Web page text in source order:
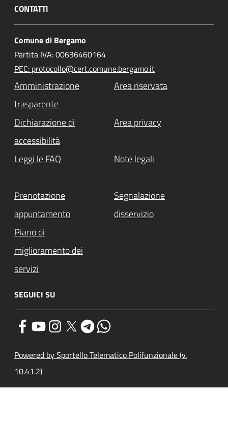
CONTATTI
Comune di Bergamo
Partita IVA: 00636460164
PEC: protocollo@cert.comune.bergamo.it
Amministrazione
trasparente
Area riservata
Dichiarazione di
accessibilità
Area privacy
Leggi le FAQ Note legali
Prenotazione
appuntamento
Segnalazione
disservizio
Piano di
miglioramento dei
servizi
SEGUICI SU
Powered by Sportello Telematico Polifunzionale (v.
10.41.2)